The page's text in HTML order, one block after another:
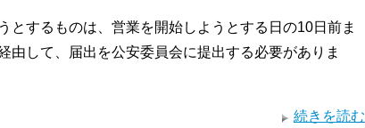
とするものは、営業を開始しようとする日の10日前ま
由して、届出を公安委員会に提出する必要がありま
続きを読む